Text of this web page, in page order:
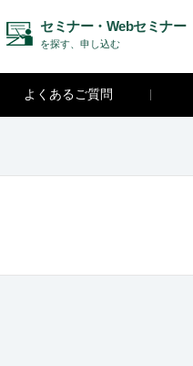
セミナー・Webセミナー
を探す、申し込む
よくあるご質問